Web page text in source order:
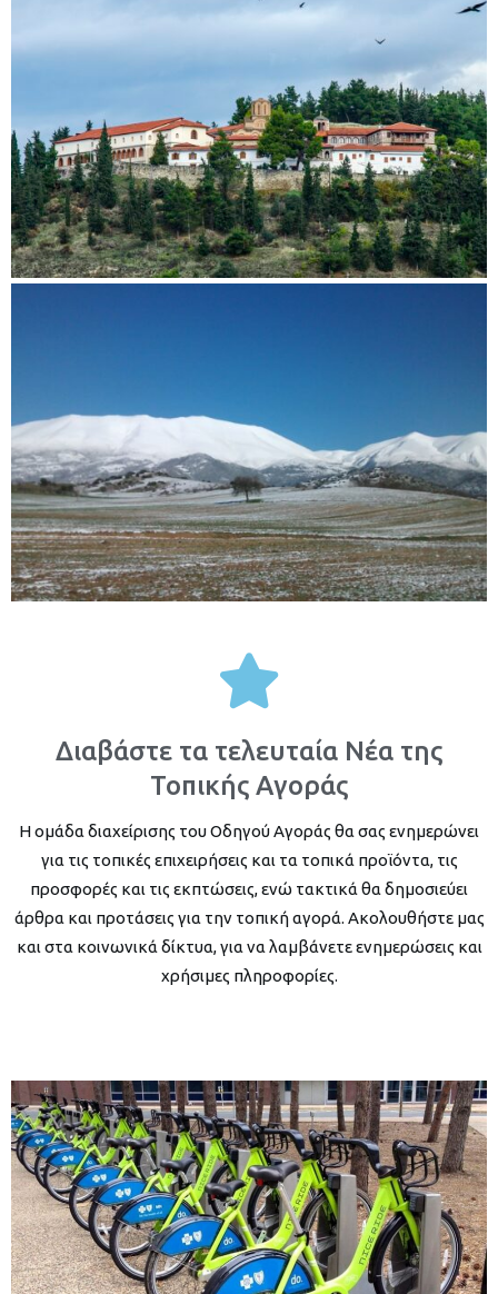
Διαβάστε τα τελευταία Νέα της
Τοπικής Αγοράς
Η ομάδα διαχείρισης του Οδηγού Αγοράς θα σας ενημερώνει
για τις τοπικές επιχειρήσεις και τα τοπικά προϊόντα, τις
προσφορές και τις εκπτώσεις, ενώ τακτικά θα δημοσιεύει
άρθρα και προτάσεις για την τοπική αγορά. Ακολουθήστε μας
και στα κοινωνικά δίκτυα, για να λαμβάνετε ενημερώσεις και
χρήσιμες πληροφορίες.